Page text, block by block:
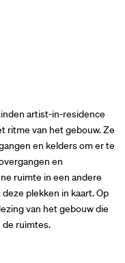
artist-in-residence
ritme van het gebouw. Ze
en kelders om er te
en
ruimte in een andere
plekken in kaart. Op
van het gebouw die
de ruimtes.